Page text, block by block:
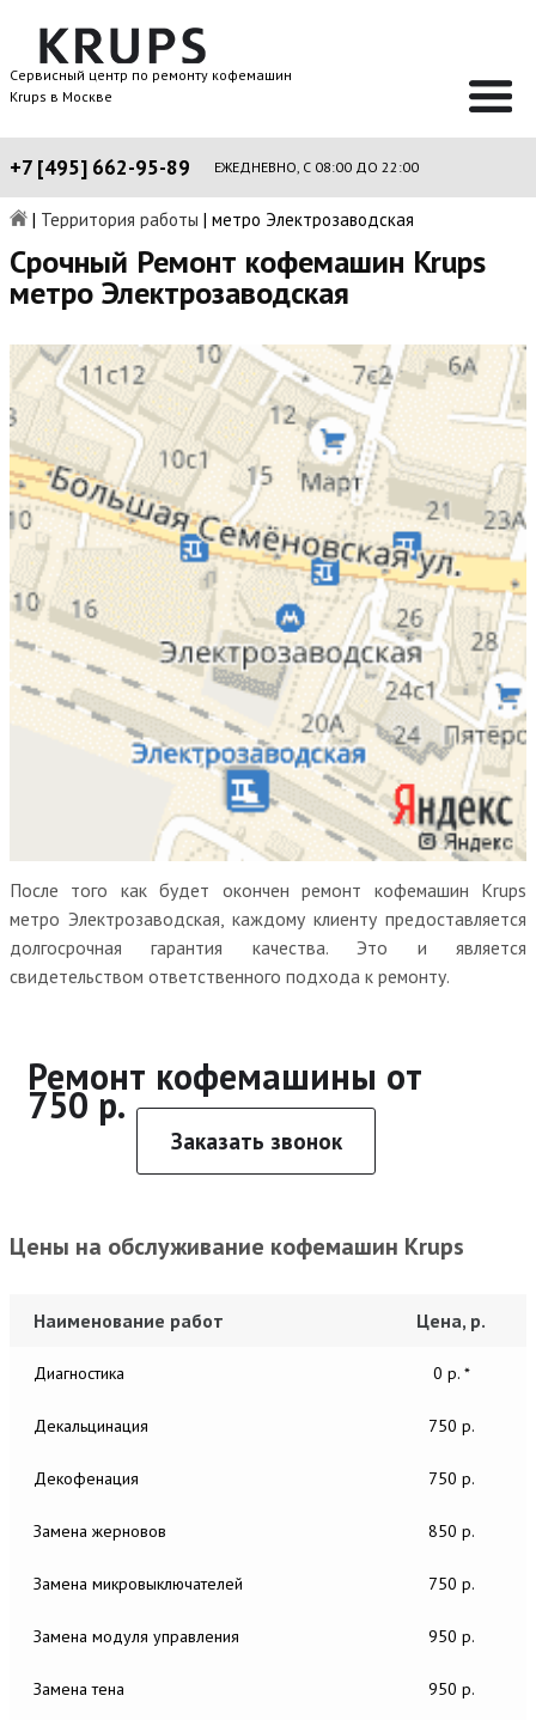
Сервисный центр по ремонту кофемашин
Krups в Москве
+7 [495] 662-95-89 ЕЖЕДНЕВНО, С 08:00 ДО 22:00
| Территория работы | метро Электрозаводская
Срочный Ремонт кофемашин Krups
метро Электрозаводская
После того как будет окончен ремонт кофемашин Krups
метро Электрозаводская, каждому клиенту предоставляется
долгосрочная гарантия качества. Это и является
свидетельством ответственного подхода к ремонту.
Ремонт кофемашины от
750 р.
Заказать звонок
Цены на обслуживание кофемашин Krups
Наименование работ Цена, р.
Диагностика 0 р. *
Декальцинация 750 р.
Декофенация 750 р.
Замена жерновов 850 р.
Замена микровыключателей 750 р.
Замена модуля управления 950 р.
Замена тена 950 р.